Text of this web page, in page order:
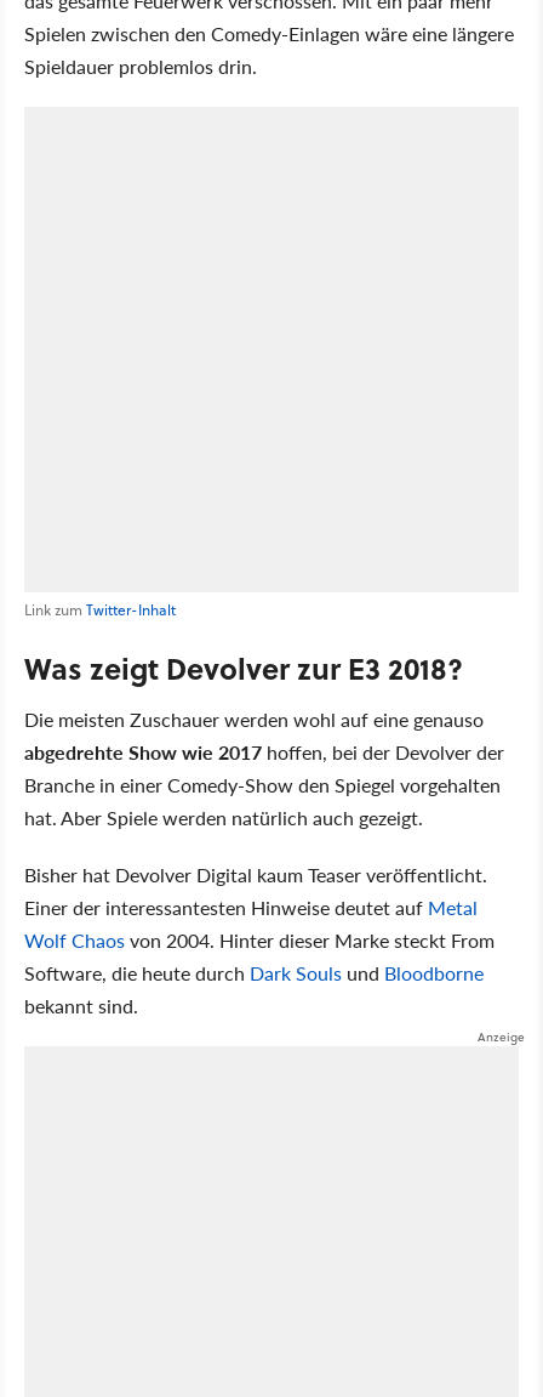
Spielen zwischen den Comedy-Einlagen wäre eine längere
Spieldauer problemlos drin.
Link zum Twitter-Inhalt
Was zeigt Devolver zur E3 2018?
Die meisten Zuschauer werden wohl auf eine genauso
abgedrehte Show wie 2017 hoffen, bei der Devolver der
Branche in einer Comedy-Show den Spiegel vorgehalten
hat. Aber Spiele werden natürlich auch gezeigt.
Bisher hat Devolver Digital kaum Teaser veröffentlicht.
Einer der interessantesten Hinweise deutet auf Metal
Wolf Chaosvon 2004. Hinter dieser Marke steckt From
Software, die heute durch Dark Souls und Bloodborne
bekannt sind.